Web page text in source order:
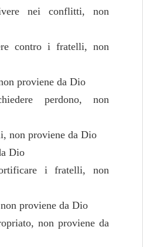
nei conflitti, non
contro i fratelli, non
proviene da Dio
perdono, non
non proviene da Dio
Dio
i fratelli, non
proviene da Dio
non proviene da